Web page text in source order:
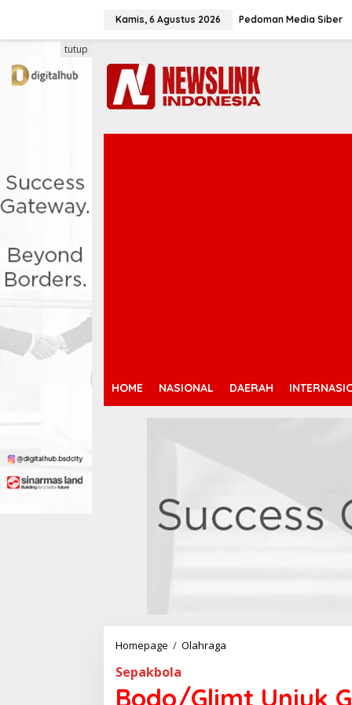
Kamis, 6 Agustus 2026 Pedoman Media Siber
HOME NASIONAL DAERAH
tutup
Homepage / Olahraga
/
Sepakbola
Bodo/Glimt Unjuk